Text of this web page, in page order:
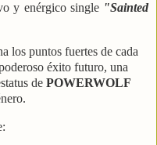
y enérgico single "Sainted
los puntos fuertes de cada
éxito futuro, una
de POWERWOLF